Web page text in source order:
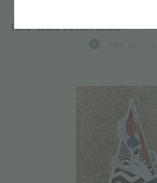
Пикс" (Marie thirteen tatoo)